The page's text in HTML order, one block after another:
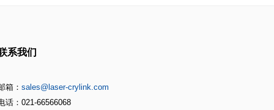
系我们
箱： sales@laser-crylink.com
话：021-66566068